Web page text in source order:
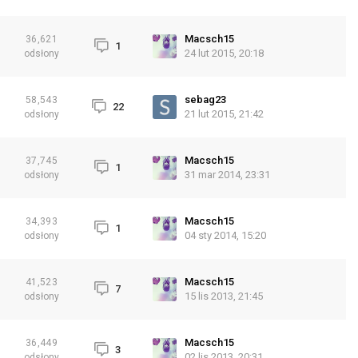
36,621
odsłony
1
Macsch15
24 lut 2015, 20:18
58,543
odsłony
22
sebag23
21 lut 2015, 21:42
37,745
odsłony
1
Macsch15
31 mar 2014, 23:31
34,393
odsłony
1
Macsch15
04 sty 2014, 15:20
41,523
odsłony
7
Macsch15
15 lis 2013, 21:45
36,449
3
Macsch15